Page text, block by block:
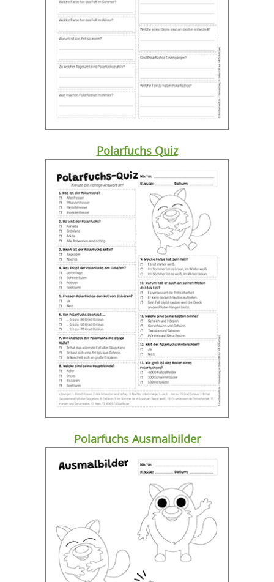
Polarfuchs Quiz
Polarfuchs Ausmalbilder